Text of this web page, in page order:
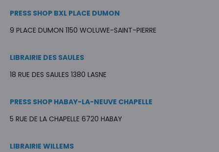
PRESS SHOP BXL PLACE DUMON
9 PLACE DUMON 1150 WOLUWE-SAINT-PIERRE
LIBRAIRIE DES SAULES
18 RUE DES SAULES 1380 LASNE
PRESS SHOP HABAY-LA-NEUVE CHAPELLE
5 RUE DE LA CHAPELLE 6720 HABAY
LIBRAIRIE WILLEMS